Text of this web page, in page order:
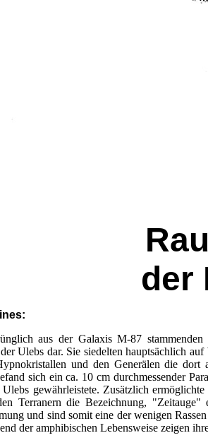
der
aus der Galaxis M-87 stammenden
Ulebs dar. Sie siedelten hauptsächlich
und den Generälen die dort
sich ein ca. 10 cm durchmessender
Ulebs gewährleistete. Zusätzlich
Terranern die Bezeichnung,
und sind somit eine der wenigen
der amphibischen Lebensweise zeigen